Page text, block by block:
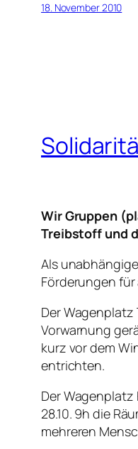
18. November 2010
Wir Gruppen
Treibstoff und
Als
Förderungen
Der
Vorwarnung
kurz vor dem
entrichten.
Der
28.10. 9h die
mehreren